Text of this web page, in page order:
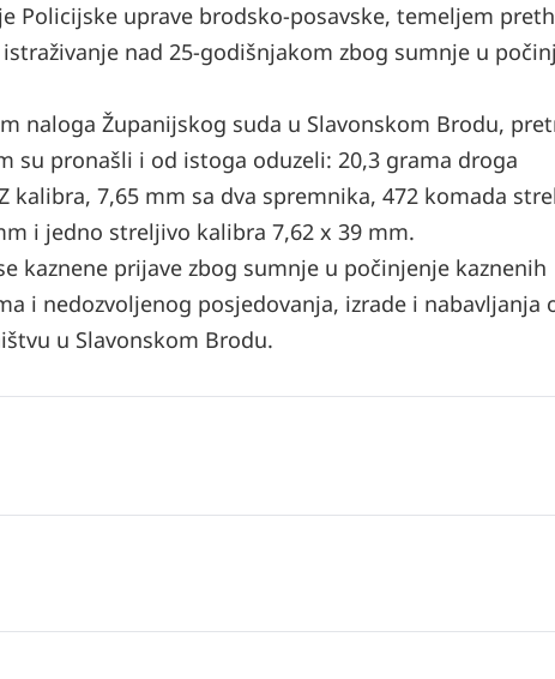
Policijske uprave brodsko-posavske, temeljem
nad 25-godišnjakom zbog sumnje u
naloga Županijskog suda u Slavonskom Brodu,
pronašli i od istoga oduzeli: 20,3 grama droga
7,65 mm sa dva spremnika, 472 komada
i jedno streljivo kalibra 7,62 x 39 mm.
kaznene prijave zbog sumnje u počinjenje kaznenih
i nedozvoljenog posjedovanja, izrade i nabavljanja
u Slavonskom Brodu.